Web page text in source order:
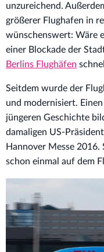
unzureichend.
größerer Flughafen in
wünschenswert: Wäre
einer Blockade der
Berlins Flughäfen
Seitdem wurde der
und modernisiert.
jüngeren Geschichte
damaligen US-
Hannover Messe
schon einmal auf dem